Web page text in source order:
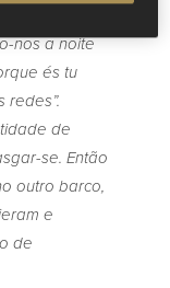
nos a noite
és tu
redes”.
de
se. Então
outro barco,
e
de